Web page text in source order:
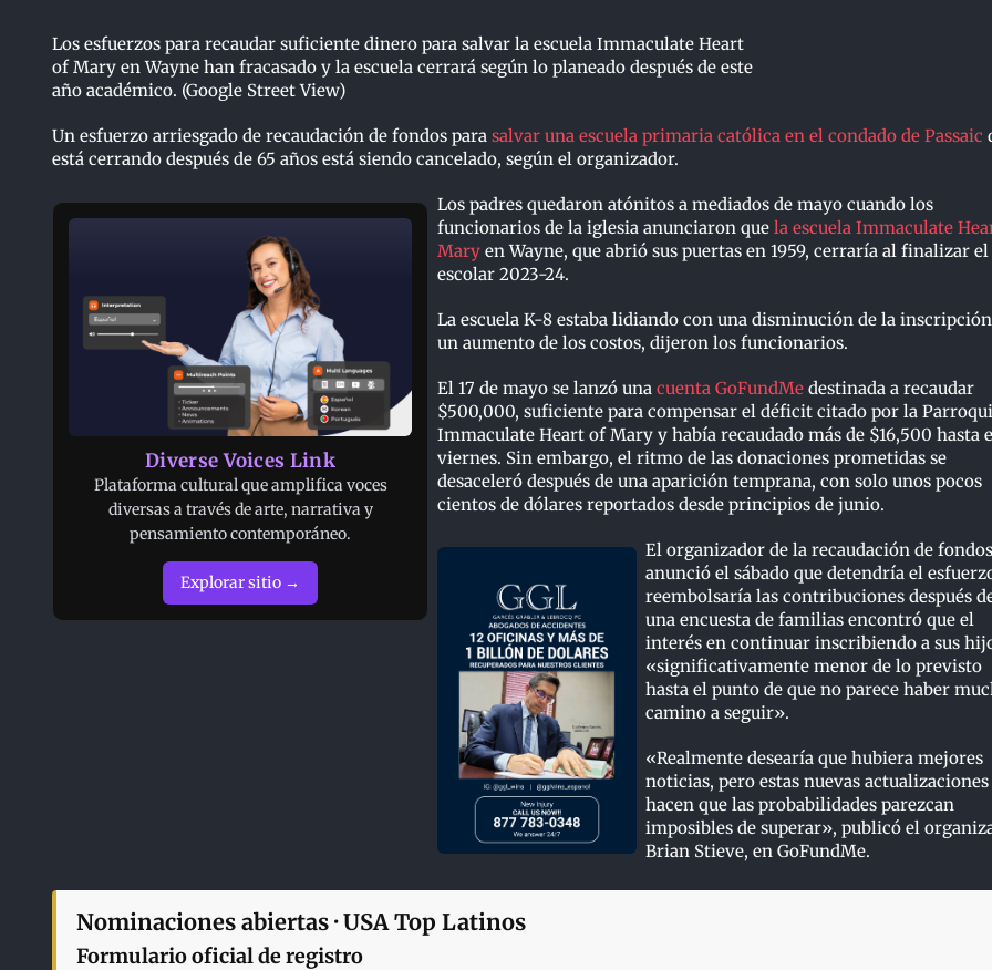
Los esfuerzos para recaudar suficiente dinero para salvar la escuela Immaculate Heart
of Mary en Wayne han fracasado y la escuela cerrará según lo planeado después de este
año académico. (Google Street View)
Un esfuerzo arriesgado de recaudación de fondos para salvar una escuela primaria católica en el condado de Passaic
está cerrando después de 65 años está siendo cancelado, según el organizador.
Diverse Voices Link
Plataforma cultural que amplifica voces
diversas a través de arte, narrativa y
pensamiento contemporáneo.
Explorar sitio →
Los padres quedaron atónitos a mediados de mayo cuando los
funcionarios de la iglesia anunciaron que la escuela Immaculate
Mary en Wayne, que abrió sus puertas en 1959, cerraría al finalizar
escolar 2023-24.
La escuela K-8 estaba lidiando con una disminución de la
un aumento de los costos, dijeron los funcionarios.
El 17 de mayo se lanzó una cuenta GoFundMe destinada a recaudar
$500,000, suficiente para compensar el déficit citado por la
Immaculate Heart of Mary y había recaudado más de $16,500 hasta
viernes. Sin embargo, el ritmo de las donaciones prometidas se
desaceleró después de una aparición temprana, con solo unos pocos
cientos de dólares reportados desde principios de junio.
El organizador de la recaudación de fondos
anunció el sábado que detendría el
reembolsaría las contribuciones después
una encuesta de familias encontró que el
interés en continuar inscribiendo a sus
«significativamente menor de lo previsto
hasta el punto de que no parece haber
camino a seguir».
«Realmente desearía que hubiera mejores
noticias, pero estas nuevas actualizaciones
hacen que las probabilidades parezcan
imposibles de superar», publicó el
Brian Stieve, en GoFundMe.
Nominaciones abiertas · USA Top Latinos
Formulario oficial de registro